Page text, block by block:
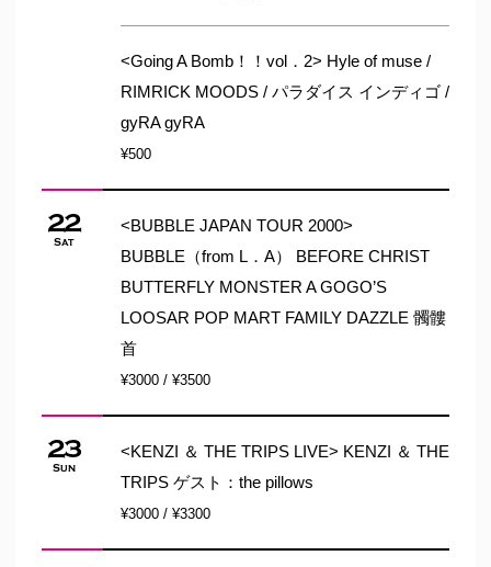
<Going A Bomb！！vol．2> Hyle of muse /
RIMRICK MOODS / パラダイス インディゴ /
gyRA gyRA
¥500
22
Sat
<BUBBLE JAPAN TOUR 2000>
BUBBLE（from L．A） BEFORE CHRIST
BUTTERFLY MONSTER A GOGO’S
LOOSAR POP MART FAMILY DAZZLE 髑髏
首
¥3000 / ¥3500
23
Sun
<KENZI ＆ THE TRIPS LIVE> KENZI ＆ THE
TRIPS ゲスト：the pillows
¥3000 / ¥3300